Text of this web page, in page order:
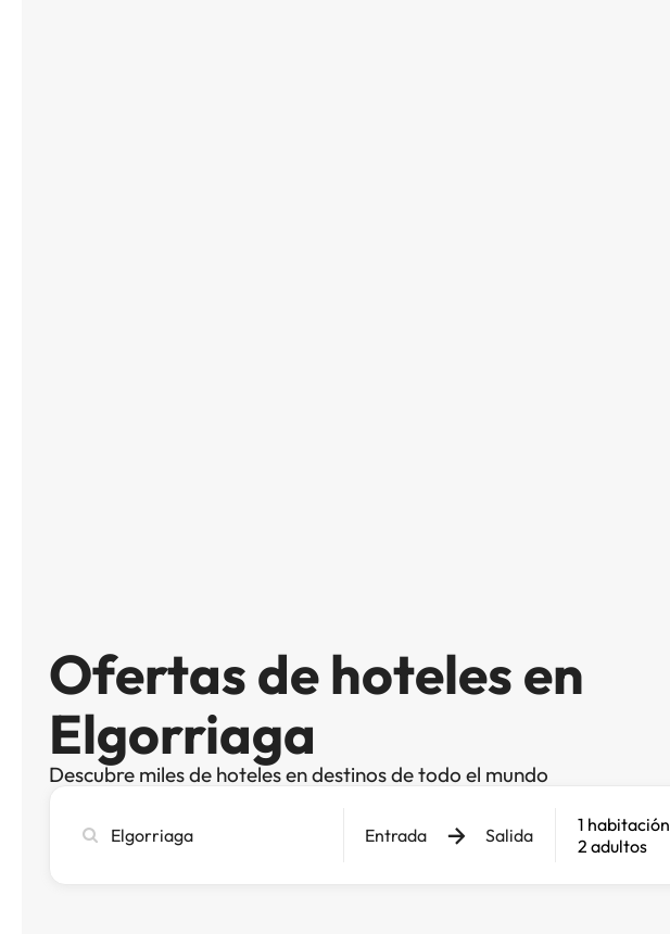
Ofertas de hoteles en
Elgorriaga
Descubre miles de hoteles en destinos de todo el mundo
ciudad,
Entrada Salida
1 habitación
2 adultos